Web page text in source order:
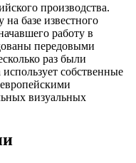
производства.
базе известного
работу в
передовыми
раз были
собственные
визуальных